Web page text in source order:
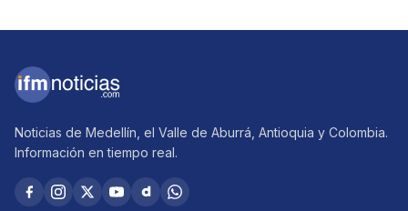
Noticias de Medellín, el Valle de Aburrá, Antioquia y Colombia.
Información en tiempo real.